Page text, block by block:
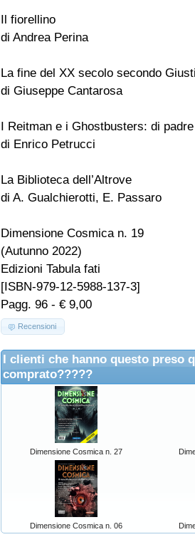
Il fiorellino
di Andrea Perina
La fine del XX secolo secondo
di Giuseppe Cantarosa
I Reitman e i Ghostbusters: di
di Enrico Petrucci
La Biblioteca dell’Altrove
di A. Gualchierotti, E. Passaro
Dimensione Cosmica n. 19
(Autunno 2022)
Edizioni Tabula fati
[ISBN-979-12-5988-137-3]
Pagg. 96 - € 9,00
Recensioni
I clienti che hanno questo preso
comprato?????
Dimensione Cosmica n. 27
Dimensione Cosmica n. 06